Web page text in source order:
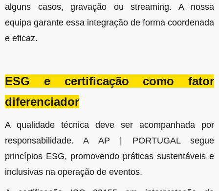
alguns casos, gravação ou streaming. A nossa
equipa garante essa integração de forma coordenada
e eficaz.
ESG e certificação como fator
diferenciador
A qualidade técnica deve ser acompanhada por
responsabilidade.A AP | PORTUGAL segue
princípios ESG, promovendo práticas sustentáveis e
inclusivas na operação de eventos.